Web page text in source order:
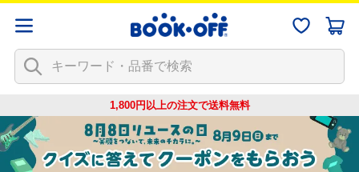
1,800円以上の注文で送料無料